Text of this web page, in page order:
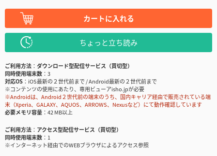
カートに入れる
ちょっと立ち読み
ご利用方法
ダウンロード型配信サービス（買切型）
同時使用端末数
3
対応OS
iOS最新の２世代前まで / Android最新の２世代前まで
※コンテンツの使用にあたり、専用ビューアisho.jpが必要
※Androidは、Android２世代前の端末のうち、国内キャリア経由で販売されている端
末（Xperia、GALAXY、AQUOS、ARROWS、Nexusなど）にて動作確認しています
必要メモリ容量
42 MB以上
ご利用方法
アクセス型配信サービス（買切型）
同時使用端末数
1
※インターネット経由でのWEBブラウザによるアクセス参照